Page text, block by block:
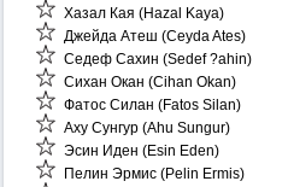
Хазал Кая (Hazal Kaya)
Джейда Атеш (Ceyda Ates)
Седеф Сахин (Sedef ?ahin)
Сихан Окан (Cihan Okan)
Фатос Силан (Fatos Silan)
Аху Сунгур (Ahu Sungur)
Эсин Иден (Esin Eden)
Пелин Эрмис (Pelin Ermis)